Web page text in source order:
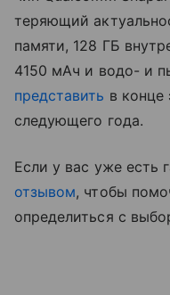
теряющий
памяти, 128 ГБ
4150 мАч и водо- и
представить в конце
следующего года.
Если у вас уже есть
отзывом, чтобы
определиться с